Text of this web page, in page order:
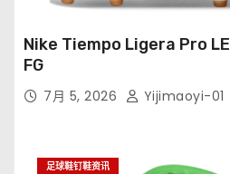
Nike Tiempo Ligera Pro
FG
7月 5, 2026 Yijimaoyi-01
足球鞋钉鞋资讯